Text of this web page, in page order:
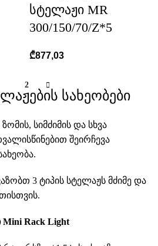
სტელაჟი MR
300/150/70/Z*5
₾877,03
2
სახეობები
სიმძიმის და სხვა
შეირჩევა
3 ტიპის სტელაჟს მძიმე და
Mini Rack Light